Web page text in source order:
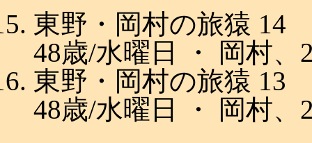
東野・岡村の旅猿 14
48歳/水曜日 ・ 岡村、
東野・岡村の旅猿 13
48歳/水曜日 ・ 岡村、